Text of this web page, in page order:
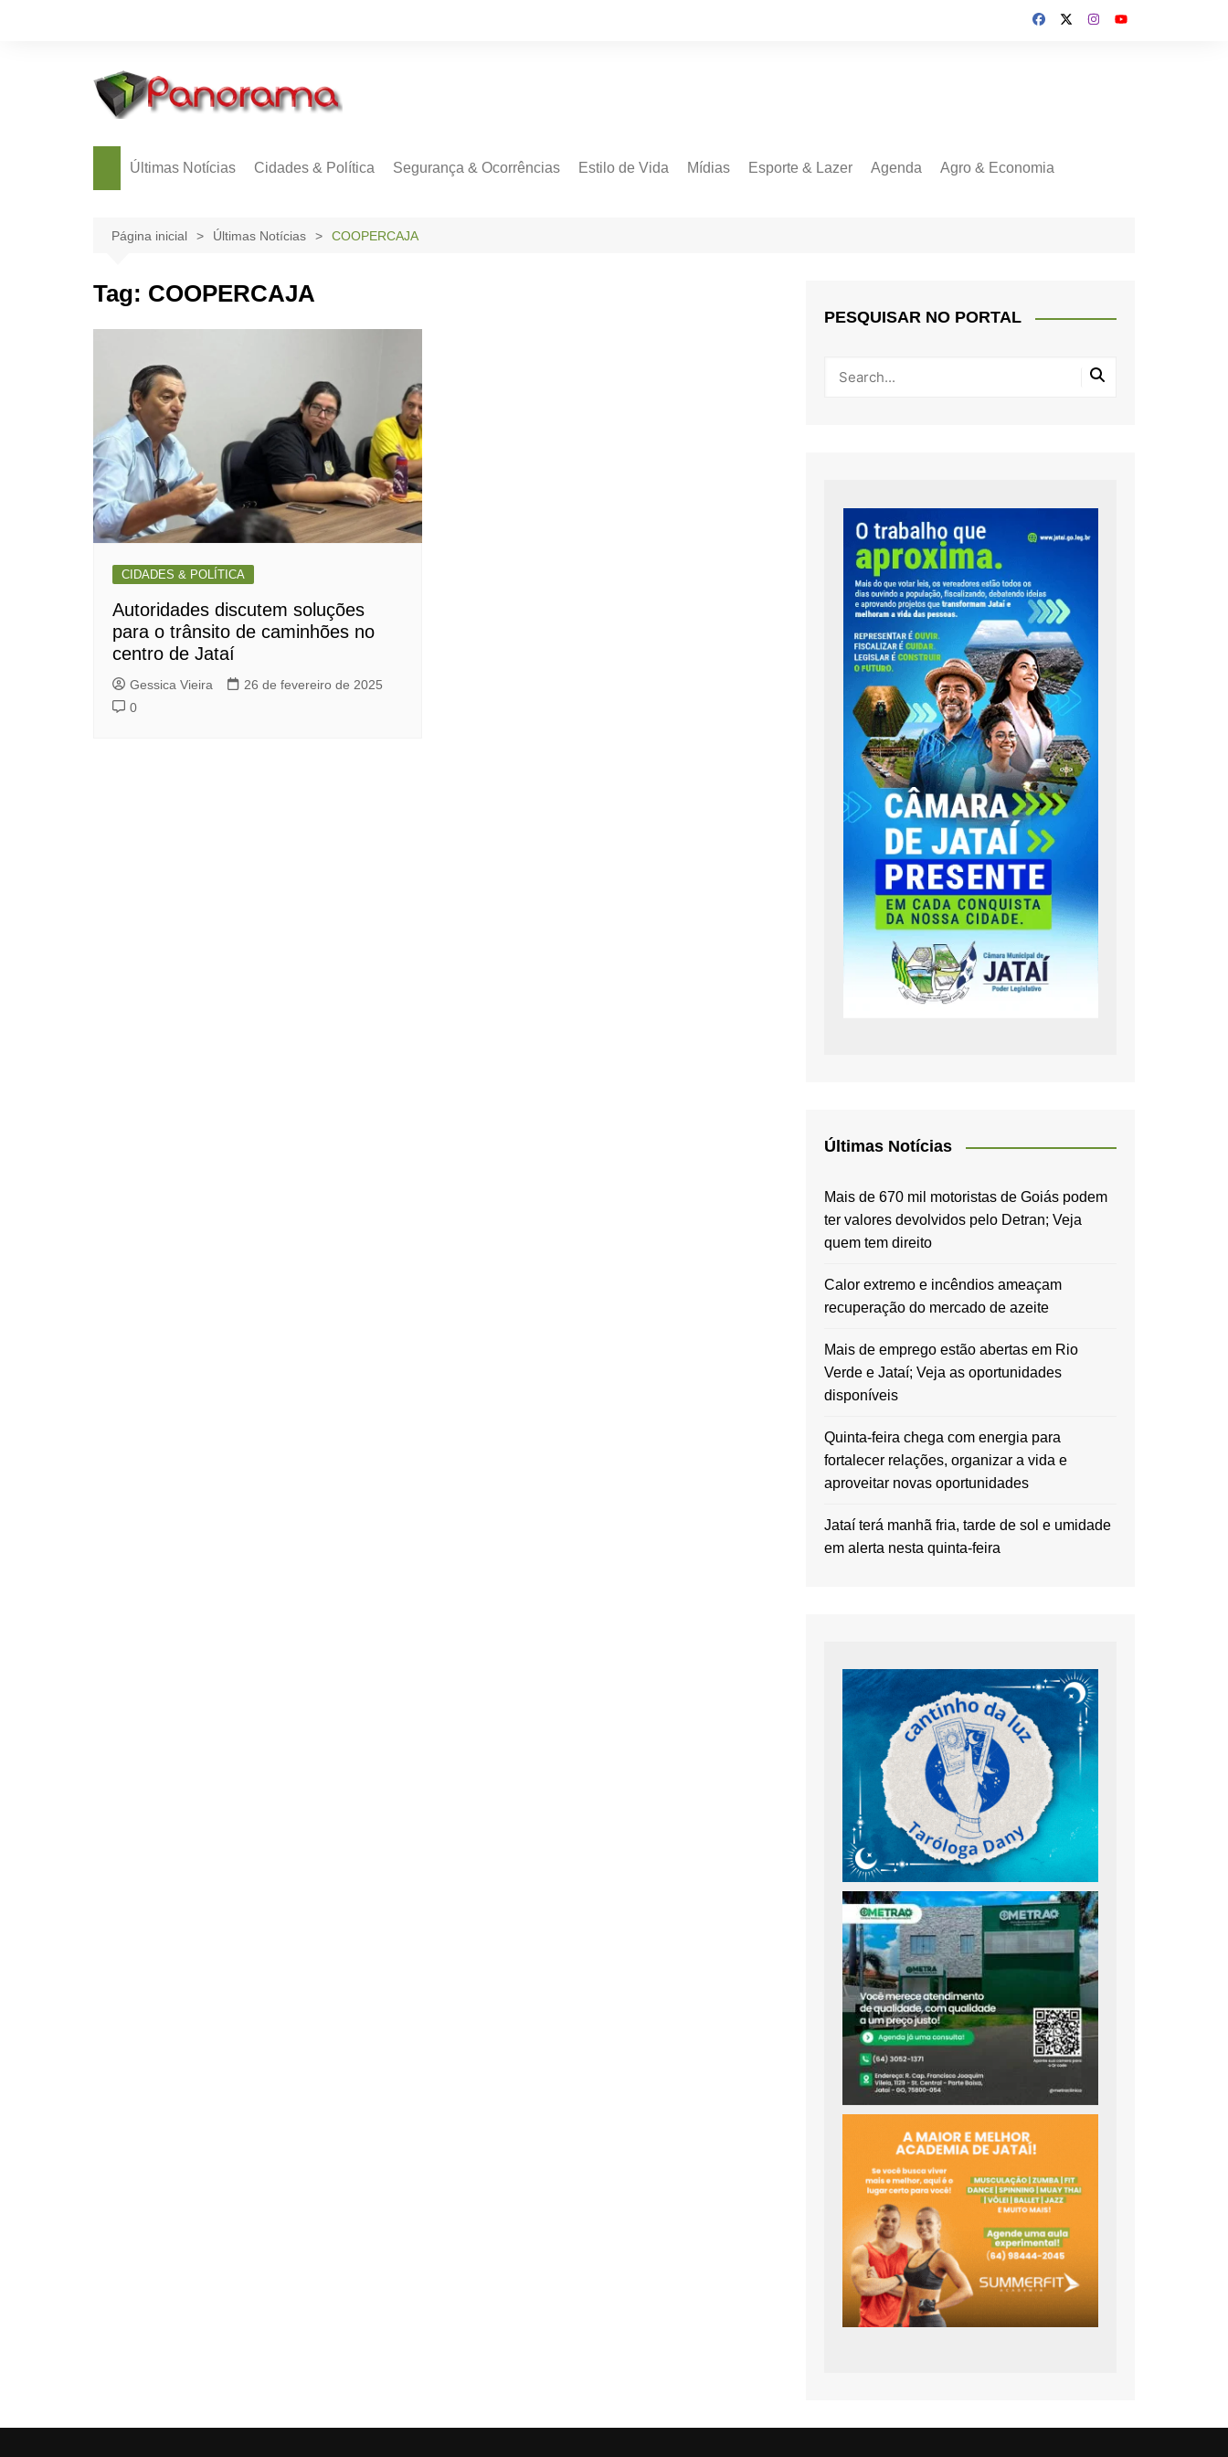
Últimas Notícias Cidades & Política Segurança & Ocorrências Estilo de Vida Mídias Esporte & Lazer Agenda Agro & Economia
Página inicial Últimas Notícias COOPERCAJA
Tag: COOPERCAJA
CIDADES & POLÍTICA
Autoridades discutem soluções
para o trânsito de caminhões no
centro de Jataí
Gessica Vieira
26 de fevereiro de 2025
0
PESQUISAR NO PORTAL
Últimas Notícias
Mais de 670 mil motoristas de Goiás podem
ter valores devolvidos pelo Detran; Veja
quem tem direito
Calor extremo e incêndios ameaçam
recuperação do mercado de azeite
Mais de emprego estão abertas em Rio
Verde e Jataí; Veja as oportunidades
disponíveis
Quinta-feira chega com energia para
fortalecer relações, organizar a vida e
aproveitar novas oportunidades
Jataí terá manhã fria, tarde de sol e umidade
em alerta nesta quinta-feira